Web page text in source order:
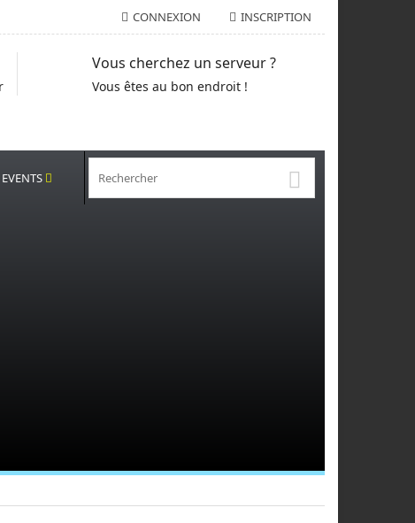
CONNEXION INSCRIPTION
Vous cherchez un serveur ?
Vous êtes au bon endroit !
EVENTS